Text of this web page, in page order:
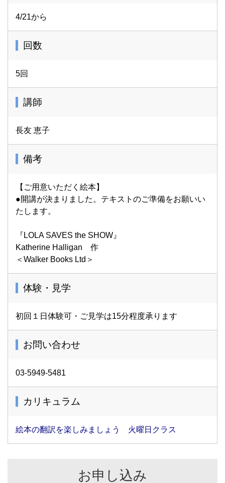
4/21から
回数
5回
講師
長友 恵子
備考
【ご用意いただく絵本】
●開講が決まりました。テキストのご準備をお願いい
たします。
『LOLA SAVES the SHOW』
Katherine Halligan 作
＜Walker Books Ltd＞
体験・見学
初回１日体験可・ご見学は15分程度承ります
お問い合わせ
03-5949-5481
カリキュラム
絵本の翻訳を楽しみましょう 火曜日クラス
お申し込み